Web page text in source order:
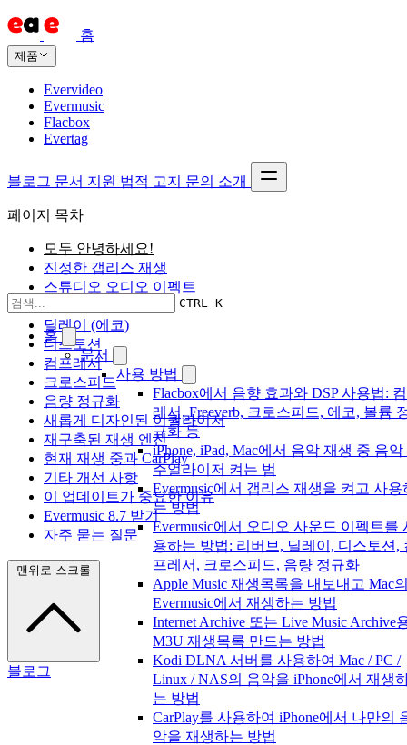
홈
제품
Evervideo
Evermusic
Flacbox
Evertag
블로그 문서 지원 법적 고지 문의 소개
CTRL K
홈
문서
사용 방법
Flacbox에서 음향 효과와 DSP 사용법:
레서, Freeverb, 크로스피드, 에코, 볼륨
규화 등
iPhone, iPad, Mac에서 음악 재생 중 음악
주얼라이저 켜는 법
Evermusic에서 갭리스 재생을 켜고 사용
는 방법
Evermusic에서 오디오 사운드 이펙트를
용하는 방법: 리버브, 딜레이, 디스토션,
프레서, 크로스피드, 음량 정규화
Apple Music 재생목록을 내보내고 Mac
Evermusic에서 재생하는 방법
Internet Archive 또는 Live Music Archive
M3U 재생목록 만드는 방법
Kodi DLNA 서버를 사용하여 Mac / PC /
Linux / NAS의 음악을 iPhone에서 재생
는 방법
CarPlay를 사용하여 iPhone에서 나만의
악을 재생하는 방법
페이지 목차
모두 안녕하세요!
진정한 갭리스 재생
스튜디오 오디오 이펙트
리버브
딜레이 (에코)
디스토션
컴프레서
크로스피드
음량 정규화
새롭게 디자인된 이퀄라이저
재구축된 재생 엔진
현재 재생 중과 CarPlay
기타 개선 사항
이 업데이트가 중요한 이유
Evermusic 8.7 받기
자주 묻는 질문
맨위로 스크롤
블로그